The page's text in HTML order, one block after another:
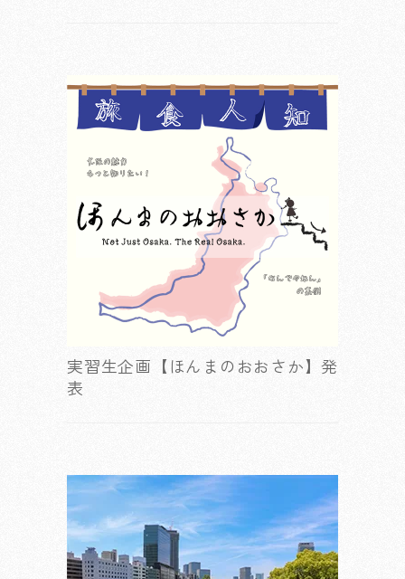
実習生企画【ほんまのおおさか】発
表